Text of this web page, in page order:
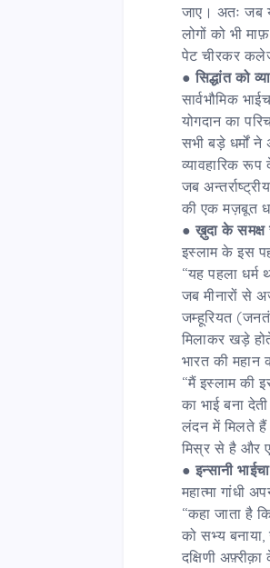
जाए। अतः जब
लोगों को भी
पेट चीरकर
●सिद्धांत को
सार्वभौमिक
योगदान का
सभी बड़े धर्मों ने
व्यावहारिक
जब
की एक मज़बूत
●ख़ुदा के
इस्लाम के इस
‘‘यह पहला
जब मीनारों से
जम्हूरियत
मिलाकर खड़े
भारत की महान
‘‘मैं इस्लाम की
का भाई बना
लंदन में मिलते हैं
मिस्र से है और
●इन्सानी
महात्मा गांधी
‘‘कहा जाता है
को सभ्य
दक्षिणी